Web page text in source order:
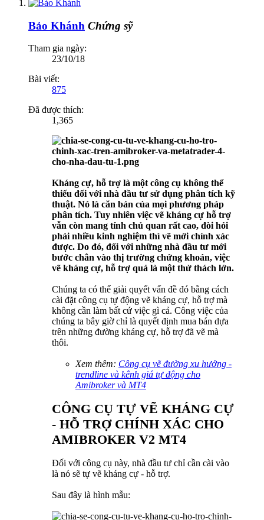
Bảo Khánh Chứng sỹ
Tham gia ngày:
23/10/18
Bài viết:
875
Đã được thích:
1,365
Kháng cự, hỗ trợ là một công cụ không thể
thiếu đối với nhà đầu tư sử dụng phân tích kỹ
thuật. Nó là căn bản của mọi phương pháp
phân tích. Tuy nhiên việc vẽ kháng cự hỗ trợ
vẫn còn mang tính chủ quan rất cao, đòi hỏi
phải nhiều kinh nghiệm thì vẽ mới chính xác
được. Do đó, đối với những nhà đầu tư mới
bước chân vào thị trường chứng khoán, việc
vẽ kháng cự, hỗ trợ quả là một thử thách lớn.
Chúng ta có thể giải quyết vấn đề đó bằng cách
cài đặt công cụ tự động vẽ kháng cự, hỗ trợ mà
không cần làm bất cứ việc gì cả. Công việc của
chúng ta bây giờ chỉ là quyết định mua bán dựa
trên những đường kháng cự, hỗ trợ đã vẽ mà
thôi.
Xem thêm: Công cụ vẽ đường xu hướng -
trendline và kênh giá tự động cho
Amibroker và MT4
CÔNG CỤ TỰ VẼ KHÁNG CỰ
- HỖ TRỢ CHÍNH XÁC CHO
AMIBROKER V2 MT4
Đối với công cụ này, nhà đầu tư chỉ cần cài vào
là nó sẽ tự vẽ kháng cự - hỗ trợ.
Sau đây là hình mẫu: